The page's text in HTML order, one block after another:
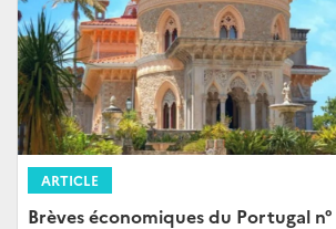
ARTICLE
Brèves économiques du Portugal n°